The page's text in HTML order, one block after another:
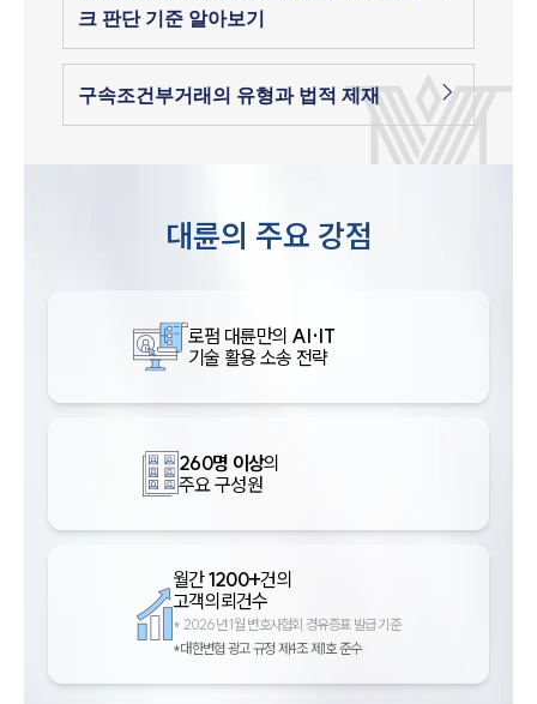
크 판단 기준 알아보기
구속조건부거래의 유형과 법적 제재
대륜의 주요 강점
로펌 대륜만의 AI·IT
기술 활용 소송 전략
260명 이상의
주요 구성원
월간1200+건의
고객의뢰건수
* 2026년 1월 변호사협회 경유증표 발급 기준
*대한변협 광고 규정 제4조 제1호 준수